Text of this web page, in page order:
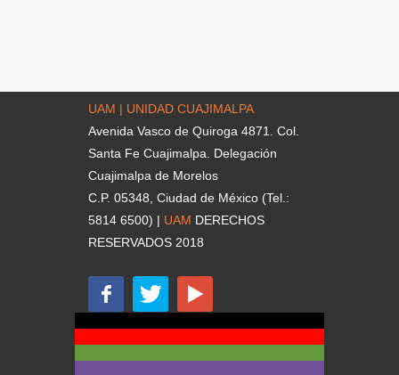
UAM | UNIDAD CUAJIMALPA
Avenida Vasco de Quiroga 4871. Col.
Santa Fe Cuajimalpa. Delegación
Cuajimalpa de Morelos
C.P. 05348, Ciudad de México (Tel.:
5814 6500) | UAM DERECHOS
RESERVADOS 2018